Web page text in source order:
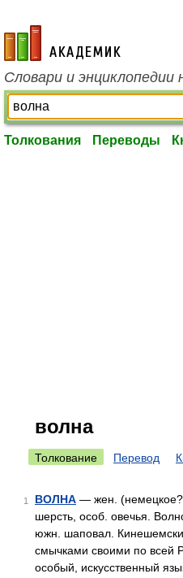
academic.ru
Словари и энциклопедии
Толкования Переводы
волна
Толкование Перевод
1 ВОЛНА — жен. (немецкое?
шерсть, особ. овечья.
южн. шаповал.
смычками своими по всей
особый, искусственный